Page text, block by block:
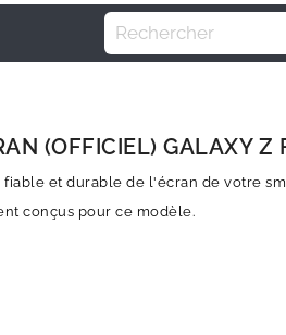
(OFFICIEL) GALAXY Z
et durable de l'écran de votre
conçus pour ce modèle.